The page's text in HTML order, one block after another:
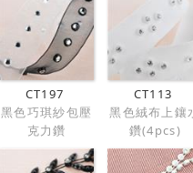
CT197
黑色巧琪紗包壓
克力鑽
CT113
黑色絨布上鑲
鑽(4pcs)